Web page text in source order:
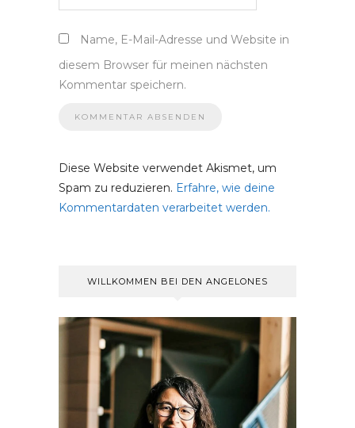
Name, E-Mail-Adresse und Website in
diesem Browser für meinen nächsten
Kommentar speichern.
Diese Website verwendet Akismet, um
Spam zu reduzieren. Erfahre, wie deine
Kommentardaten verarbeitet werden.
WILLKOMMEN BEI DEN ANGELONES